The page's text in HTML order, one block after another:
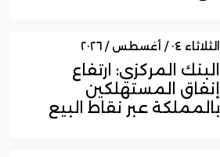
الثلاثاء ٠٤ / أغسطس / ٢٠٢٦
البنك المركزي: ارتفاع
إنفاق المستهلكين
بالمملكة عبر نقاط البيع